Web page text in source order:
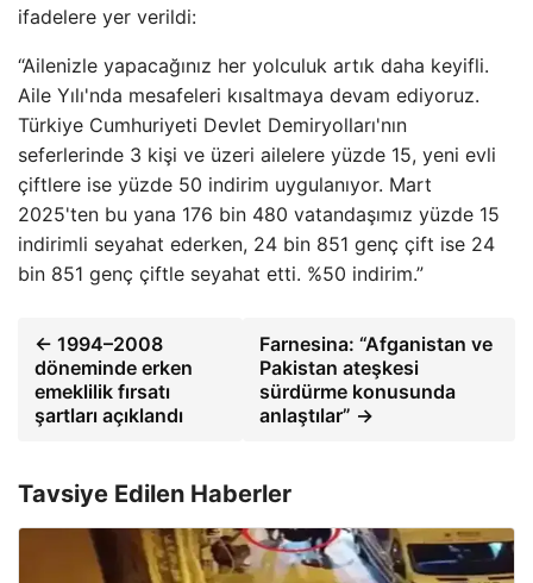
ifadelere yer verildi:
“Ailenizle yapacağınız her yolculuk artık daha keyifli.
Aile Yılı'nda mesafeleri kısaltmaya devam ediyoruz.
Türkiye Cumhuriyeti Devlet Demiryolları'nın
seferlerinde 3 kişi ve üzeri ailelere yüzde 15, yeni evli
çiftlere ise yüzde 50 indirim uygulanıyor. Mart
2025'ten bu yana 176 bin 480 vatandaşımız yüzde 15
indirimli seyahat ederken, 24 bin 851 genç çift ise 24
bin 851 genç çiftle seyahat etti. %50 indirim.”
← 1994–2008
döneminde erken
emeklilik fırsatı
şartları açıklandı
Farnesina: “Afganistan ve
Pakistan ateşkesi
sürdürme konusunda
anlaştılar” →
Tavsiye Edilen Haberler